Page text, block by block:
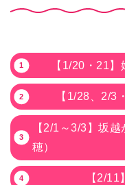
【1/20・21
【1/28、2/3
【2/1～3/3】坂
穂）
【2/